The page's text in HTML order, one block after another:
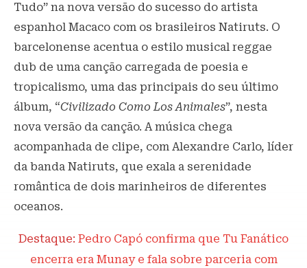
Tudo” na nova versão do sucesso do artista
espanhol Macaco com os brasileiros Natiruts. O
barcelonense acentua o estilo musical reggae
dub de uma canção carregada de poesia e
tropicalismo, uma das principais do seu último
álbum, “Civilizado Como Los Animales”, nesta
nova versão da canção. A música chega
acompanhada de clipe, com Alexandre Carlo, líder
da banda Natiruts, que exala a serenidade
romântica de dois marinheiros de diferentes
oceanos.
Destaque: Pedro Capó confirma que Tu Fanático
encerra era Munay e fala sobre parceria com